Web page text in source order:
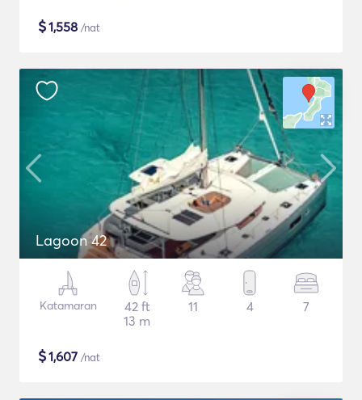
$1,558 /nat
Lagoon 42
Katamaran
42 ft
13 m
11 4 7
$1,607 /nat